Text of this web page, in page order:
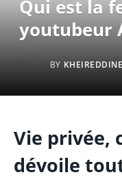
Qui est la
youtubeur
BY
Vie privée,
dévoile